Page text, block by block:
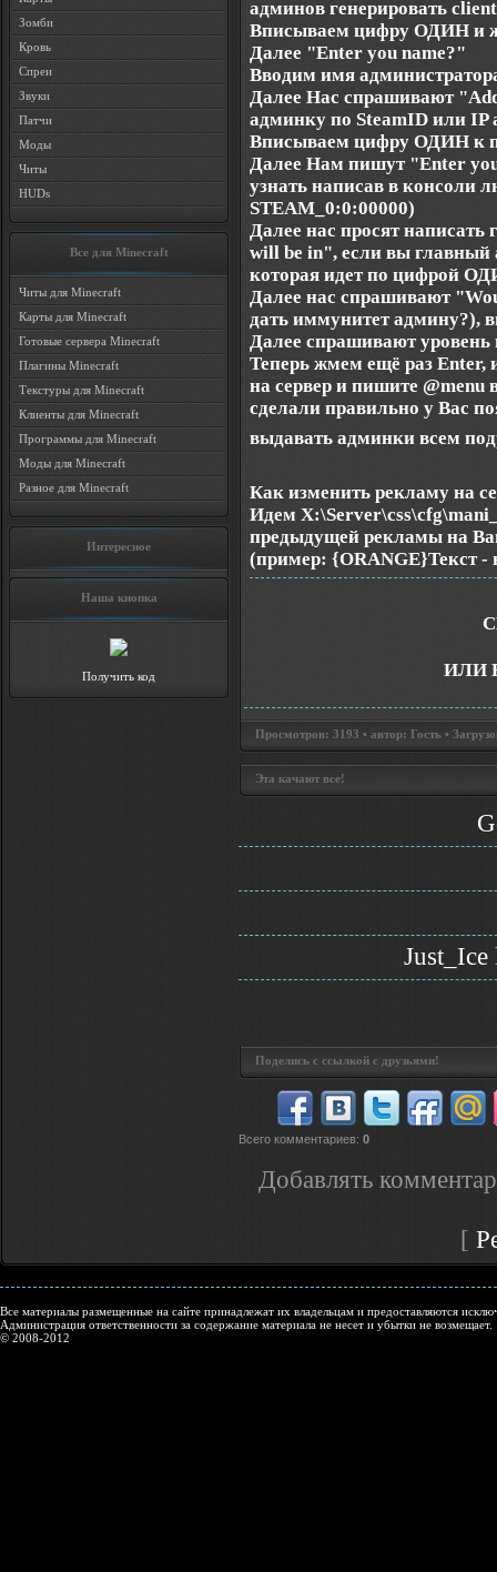
Зомби
Кровь
Спреи
Звуки
Патчи
Моды
Читы
HUDs
Все для Minecraft
Читы для Minecraft
Карты для Minecraft
Готовые сервера Minecraft
Плагины Minecraft
Текстуры для Minecraft
Клиенты для Minecraft
Программы для Minecraft
Моды для Minecraft
Разное для Minecraft
Интересное
Наша кнопка
Получить код
админов генерировать
Вписываем цифру ОДИН и
Далее "Enter you name?"
Вводим имя
Далее Нас спрашивают
админку по SteamID или IP
Вписываем цифру ОДИН к
Далее Нам пишут "Enter
узнать написав в консоли
STEAM_0:0:00000)
Далее нас просят
will be in", если вы
которая идет по цифрой
Далее нас спрашивают
дать иммунитет
Далее спрашивают
Теперь жмем ещё раз Enter,
на сервер и пишите @menu
сделали правильно у Вас
выдавать админки всем
Как изменить рекламу на
Идем
предыдущей рекламы на
(пример: {ORANGE}Текст -
ИЛИ
Просмотров: 3193 • автор: Гость •
Эта качают все!
Поделись с ссылкой с друзьями!
Всего комментариев: 0
Добавлять
[
Все материалы размещенные на сайте принадлежат их владельцам и предоставляются
Администрация ответственности за содержание материала не несет и убытки не возмещает.
© 2008-2012